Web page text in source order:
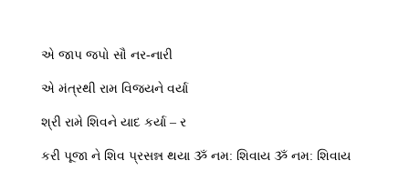
એ જાપ જપો સૌ નર-નારી
એ મંત્રથી રામ વિજયને વર્યા
શ્રી રામે શિવને યાદ કર્યા – ર
કરી પૂજા ને શિવ પ્રસન્ન થયા ૐ નમ: શિવાય ૐ નમ: શિવાય